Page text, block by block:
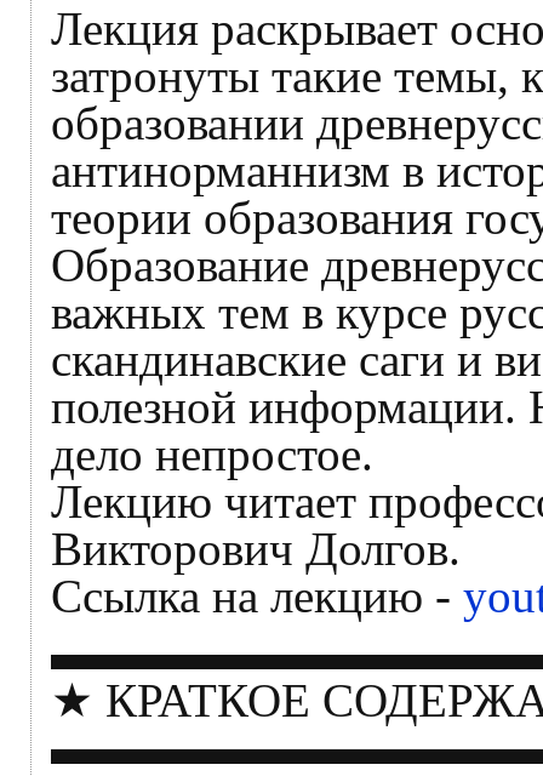
Лекция раскрывает
затронуты такие темы,
образовании
антинорманнизм в
теории образования
Образование
важных тем в курсе
скандинавские саги и
полезной информации.
дело непростое.
Лекцию читает
Викторович Долгов.
Ссылка на лекцию -
★ КРАТКОЕ